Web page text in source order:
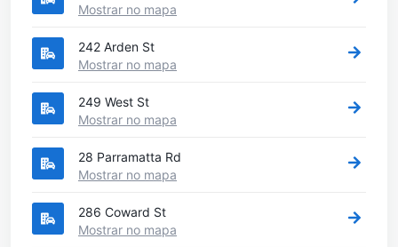
Mostrar no mapa
242 Arden St
Mostrar no mapa
249 West St
Mostrar no mapa
28 Parramatta Rd
Mostrar no mapa
286 Coward St
Mostrar no mapa